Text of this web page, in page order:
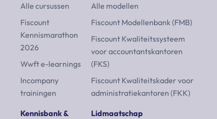
Alle cursussen
Fiscount
Kennismarathon
2026
Wwft e-learnings
Incompany
trainingen
Alle modellen
Fiscount Modellenbank (FMB)
Fiscount Kwaliteitssysteem
voor accountantskantoren
(FKS)
Fiscount Kwaliteitskader voor
administratiekantoren (FKK)
Kennisbank &
Lidmaatschap